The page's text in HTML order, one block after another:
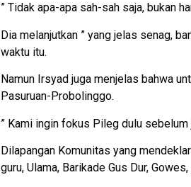
” Tidak apa-apa sah-sah saja, bukan
Dia melanjutkan ” yang jelas senag,
waktu itu.
Namun Irsyad juga menjelas bahwa
Pasuruan-Probolinggo.
” Kami ingin fokus Pileg dulu
Dilapangan Komunitas yang
guru, Ulama, Barikade Gus Dur,